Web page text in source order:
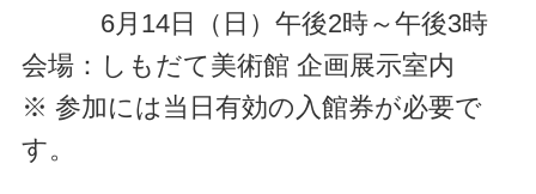
6月14日（日）午後2時～午後3時
会場：しもだて美術館 企画展示室内
※ 参加には当日有効の入館券が必要で
す。